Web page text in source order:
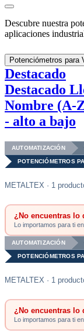
Descubre nuestra
aplicaciones
Potenciómetros para
Destacado
Destacado
Nombre (A-
- alto a bajo
AUTOMATIZACIÓN
POTENCIÓMETROS
METALTEX · 1
¿No encuentras lo
Lo importamos para ti en
AUTOMATIZACIÓN
POTENCIÓMETROS
METALTEX · 1
¿No encuentras lo
Lo importamos para ti en